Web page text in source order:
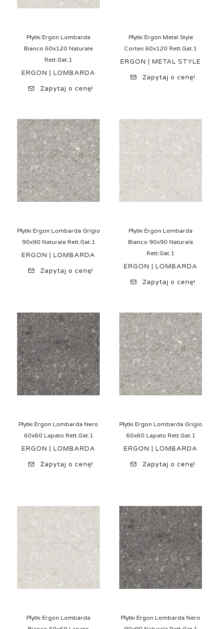
Płytki Ergon Lombarda
Bianco 60x120 Naturale
Rett.Gat.1
ERGON | LOMBARDA
Zapytaj o cenę!
Płytki Ergon Metal Style
Corten 60x120 Rett.Gat.1
ERGON | METAL STYLE
Zapytaj o cenę!
Płytki Ergon Lombarda Grigio
90x90 Naturale Rett.Gat.1
ERGON | LOMBARDA
Zapytaj o cenę!
Płytki Ergon Lombarda
Bianco 90x90 Naturale
Rett.Gat.1
ERGON | LOMBARDA
Zapytaj o cenę!
Płytki Ergon Lombarda Nero
60x60 Lapato Rett.Gat.1
ERGON | LOMBARDA
Zapytaj o cenę!
Płytki Ergon Lombarda Grigio
60x60 Lapato Rett.Gat.1
ERGON | LOMBARDA
Zapytaj o cenę!
Płytki Ergon Lombarda
Płytki Ergon Lombarda Nero